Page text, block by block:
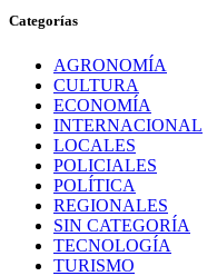
Categorías
AGRONOMÍA
CULTURA
ECONOMÍA
INTERNACIONAL
LOCALES
POLICIALES
POLÍTICA
REGIONALES
SIN CATEGORÍA
TECNOLOGÍA
TURISMO